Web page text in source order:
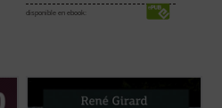
disponible en ebook:
humana. El griego queda a oscuras, los